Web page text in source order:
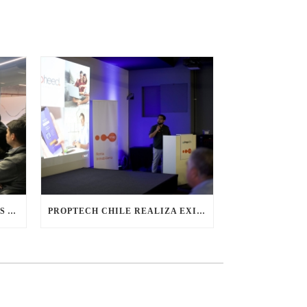
CONVERSATORIO CON SOCIOS ANTIGUOS DE PROPTECH CHILE PROPTECH CHILE REALIZA EXITOSO EVENTO SOBRE RENTING INMOBILIARIO CON LA PARTICIPACIÓN DE ACTORES CLAVE DEL SECTOR